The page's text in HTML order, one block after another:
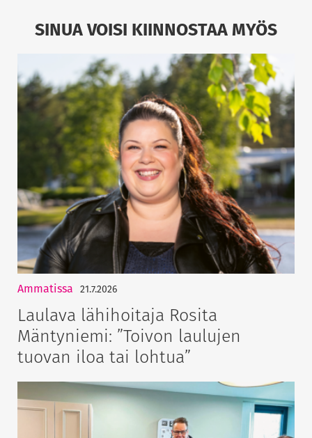
SINUA VOISI KIINNOSTAA MYÖS
Ammatissa 21.7.2026
Laulava lähihoitaja Rosita
Mäntyniemi: ”Toivon laulujen
tuovan iloa tai lohtua”